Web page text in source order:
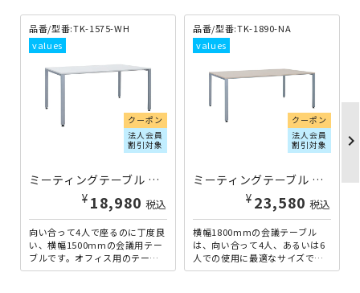
品番/型番:TK-1575-WH
クーポン
法人会員
割引対象
ミーティングテーブル TKシャープタイプ W1500×D750×H700 ホワイト ←旧TK-1575-WT TK-1575-WH | 269149
¥ 18,980 税込
向い合って4人で座るのに丁度良
い、横幅1500mmの会議用テー
ブルです。オフィス用のテーブ
ルとして、最もオーソドックス
品番/型番:TK-1890-NA
クーポン
法人会員
割引対象
ミーティングテーブル TKシャープタイプ W1800×D900×H700 ナチュラル TK-1890-NA | 269153
¥ 23,580 税込
横幅1800mmの会議テーブル
は、向い合って4人、あるいは6
人での使用に最適なサイズで
す。4人で使用すれば、左右に資
chevron_right